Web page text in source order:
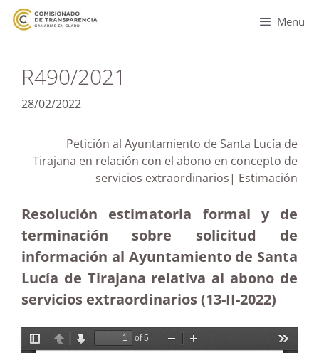
Menu
R490/2021
28/02/2022
Petición al Ayuntamiento de Santa Lucía de
Tirajana en relación con el abono en concepto de
servicios extraordinarios| Estimación
Resolución estimatoria formal y de
terminación sobre solicitud de
información al Ayuntamiento de Santa
Lucía de Tirajana relativa al abono de
servicios extraordinarios (13-II-2022)